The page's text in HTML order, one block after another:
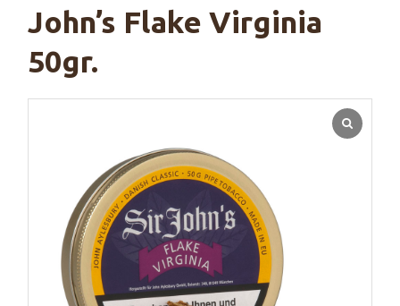
John’s Flake Virginia
50gr.